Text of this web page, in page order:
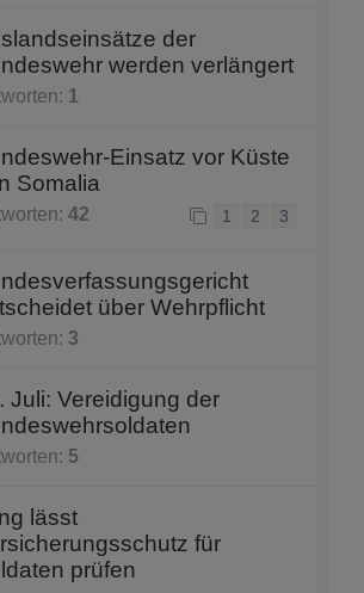
der
werden verlängert
1
Einsatz vor Küste
Somalia
42 1 2 3
über Wehrpflicht
3
Juli: Vereidigung der
5
lässt
für
prüfen